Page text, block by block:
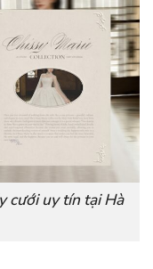
cưới uy tín tại Hà